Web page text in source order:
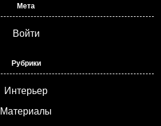
Мета
Войти
Рубрики
Интерьер
Материалы